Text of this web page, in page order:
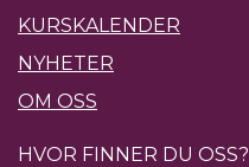
KURSKALENDER
NYHETER
OM OSS
HVOR FINNER DU OSS?